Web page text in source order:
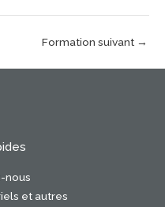
Formation suivant →
nous
et autres